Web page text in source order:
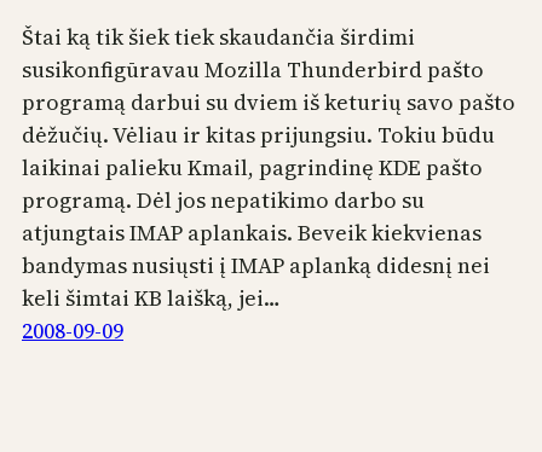
Štai ką tik šiek tiek skaudančia širdimi
susikonfigūravau Mozilla Thunderbird pašto
programą darbui su dviem iš keturių savo pašto
dėžučių. Vėliau ir kitas prijungsiu. Tokiu būdu
laikinai palieku Kmail, pagrindinę KDE pašto
programą. Dėl jos nepatikimo darbo su
atjungtais IMAP aplankais. Beveik kiekvienas
bandymas nusiųsti į IMAP aplanką didesnį nei
keli šimtai KB laišką, jei…
2008-09-09